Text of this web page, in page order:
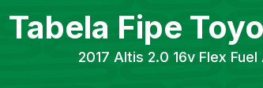
Tabela Fipe
2017 Altis 2.0 16v Flex